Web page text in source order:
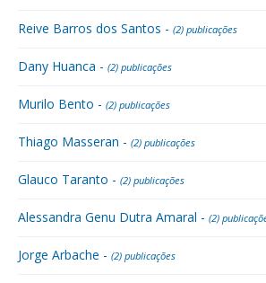
Reive Barros dos Santos - (2) publicações
Dany Huanca - (2) publicações
Murilo Bento - (2) publicações
Thiago Masseran - (2) publicações
Glauco Taranto - (2) publicações
Alessandra Genu Dutra Amaral - (2)
Jorge Arbache - (2) publicações